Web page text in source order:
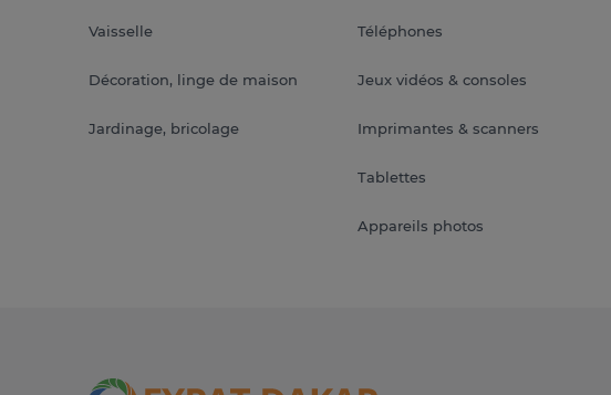
Vaisselle
Décoration, linge de maison
Jardinage, bricolage
Téléphones
Jeux vidéos & consoles
Imprimantes & scanners
Tablettes
Appareils photos